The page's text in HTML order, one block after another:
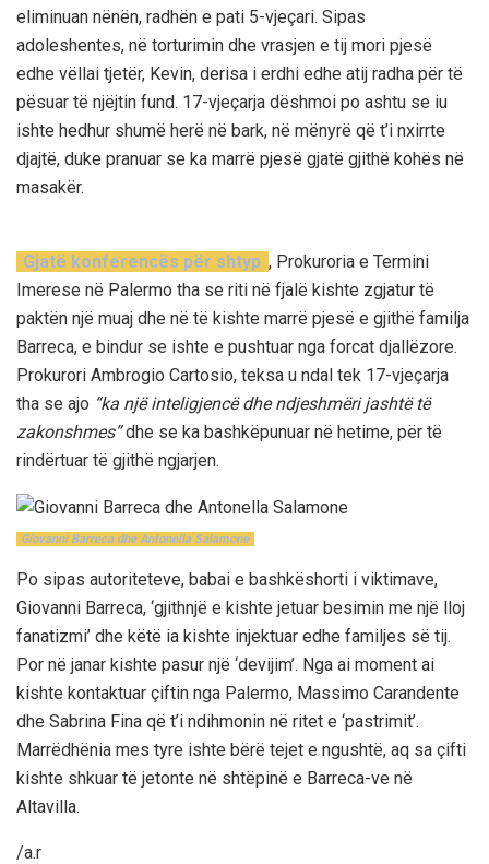
eliminuan nënën, radhën e pati 5-vjeçari. Sipas
adoleshentes, në torturimin dhe vrasjen e tij mori pjesë
edhe vëllai tjetër, Kevin, derisa i erdhi edhe atij radha për të
pësuar të njëjtin fund. 17-vjeçarja dëshmoi po ashtu se iu
ishte hedhur shumë herë në bark, në mënyrë që t’i nxirrte
djajtë, duke pranuar se ka marrë pjesë gjatë gjithë kohës në
masakër.
Gjatë konferencës për shtyp , Prokuroria e Termini
Imerese në Palermo tha se riti në fjalë kishte zgjatur të
paktën një muaj dhe në të kishte marrë pjesë e gjithë familja
Barreca, e bindur se ishte e pushtuar nga forcat djallëzore.
Prokurori Ambrogio Cartosio, teksa u ndal tek 17-vjeçarja
tha se ajo “ka një inteligjencë dhe ndjeshmëri jashtë të
zakonshmes”dhe se ka bashkëpunuar në hetime, për të
rindërtuar të gjithë ngjarjen.
Giovanni Barreca dhe Antonella Salamone
Po sipas autoriteteve, babai e bashkëshorti i viktimave,
Giovanni Barreca, ‘gjithnjë e kishte jetuar besimin me një lloj
fanatizmi’ dhe këtë ia kishte injektuar edhe familjes së tij.
Por në janar kishte pasur një ‘devijim’. Nga ai moment ai
kishte kontaktuar çiftin nga Palermo, Massimo Carandente
dhe Sabrina Fina që t’i ndihmonin në ritet e ‘pastrimit’.
Marrëdhënia mes tyre ishte bërë tejet e ngushtë, aq sa çifti
kishte shkuar të jetonte në shtëpinë e Barreca-ve në
Altavilla.
/a.r